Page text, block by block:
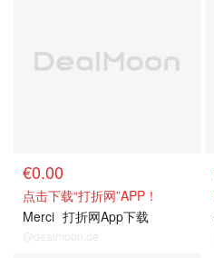
€0.00
点击下载“打折网”APP！
Merci 打折网App下载
@dealmoon.de